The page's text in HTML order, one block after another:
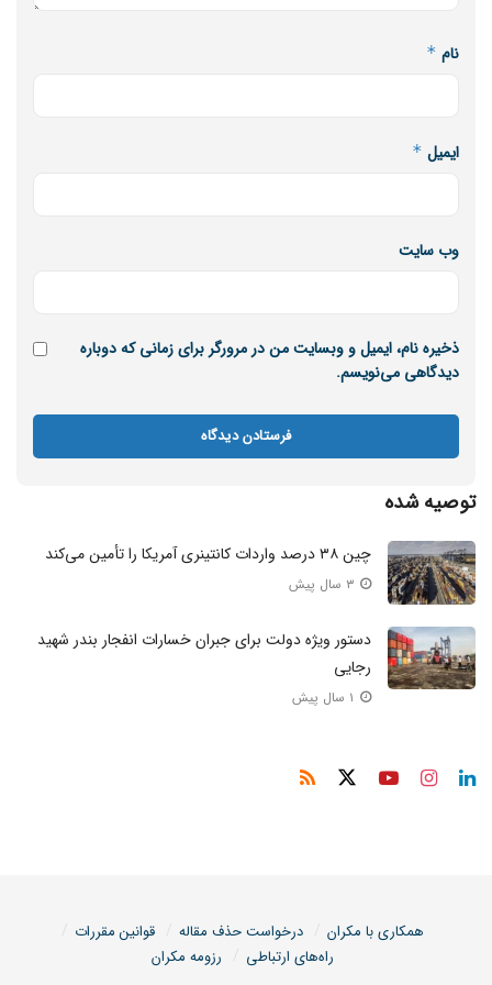
گمرک از سوی منطقه آزاد کیش به عمل خواهد آمد.«سرهنگی» با
طی جلسات مشترک، وزیر اقتصاد نیز تاکید ویژه ای به تمرکز به
وی همچنین به بهره مندی از تمامی ظرفیت های قانونی برای
توسعه بندار تاکید کرد و گفت: در همین راستا باید طرح جامع
اختصاص ۱۷۰۰ میلیارد برای توسعه فاز نخست بندر چارک
منطقه آزاد کیش با اشاره به تصویب طرح جامع توسعه بندر
۷۰۰ میلیارد ریال اختصاص یافت.
«عزت الله محمدی» با بیان اینکه ایجاد زیرساخت های لازم گمرکی
در بندر چارک در دستور کار قرار گرفته است، افزود: به دنبال ایجاد
مرز دریایی در بندر چارک هستیم.
مدیرعامل شرکت توسعه، مدیریت بنادر و فرودگاه های سازمان
وی همچنین از رفع مشکل تردد شناورهای کوچک در بندر چارک به
دلیل مسائل ایمنی خبرداد.
نام *
ایمیل *
وب‌ سایت
ذخیره نام، ایمیل و وبسایت من در مرورگر برای زمانی که دوباره
دیدگاهی می‌نویسم.
توصیه شده
چین ۳۸ درصد واردات کانتینری آمریکا را تأمین می‌کند
دستور ویژه دولت برای جبران خسارات انفجار بندر شهید
رجایی
همکاری با مکران درخواست حذف مقاله
قوانین مقررات
راه‌های ارتباطی
رزومه مکران